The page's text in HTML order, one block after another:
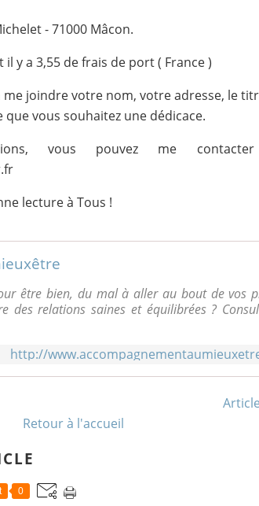
- 71000 Mâcon.
y a 3,55 de frais de port ( France )
me joindre votre nom, votre adresse, le
vous souhaitez une dédicace.
vous pouvez me
lecture à Tous !
être bien, du mal à aller au bout de vos
des relations saines et équilibrées ?
http://
Retour à l'accueil
0